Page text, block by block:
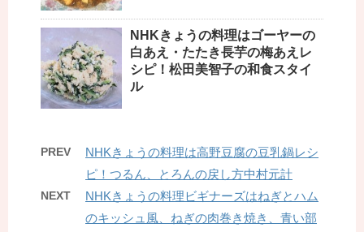
NHKきょうの料理はゴーヤーの
白あえ・たたき長芋の梅あえレ
シピ！松田美智子の和食スタイ
ル
PREV
NHKきょうの料理は高野豆腐の豆乳鍋レシ
ピ！つるん、とろんの戻し方中村元計
NEXT
NHKきょうの料理ビギナーズはねぎとハム
のキッシュ風、ねぎの肉巻き焼き、青い部